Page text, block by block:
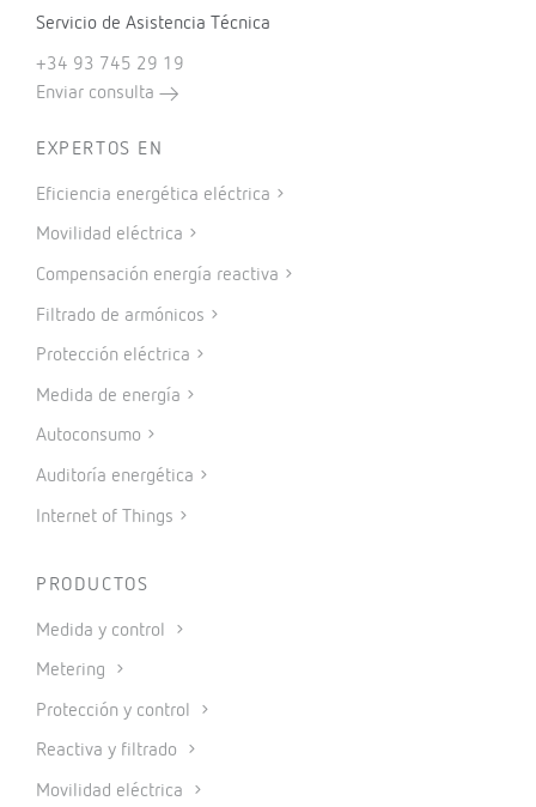
Servicio de Asistencia Técnica
+34 93 745 29 19
Enviar consulta
EXPERTOS EN
Eficiencia energética eléctrica
Movilidad eléctrica
Compensación energía reactiva
Filtrado de armónicos
Protección eléctrica
Medida de energía
Autoconsumo
Auditoría energética
Internet of Things
PRODUCTOS
Medida y control
Metering
Protección y control
Reactiva y filtrado
Movilidad eléctrica